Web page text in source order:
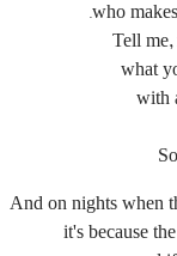
who
Tell
what
with
And on nights when
it's because